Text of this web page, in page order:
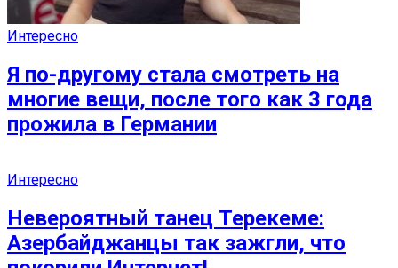
Интересно
Я по-другому стала смотреть на
многие вещи, после того как 3 года
прожила в Германии
Интересно
Невероятный танец Терекеме:
Азербайджанцы так зажгли, что